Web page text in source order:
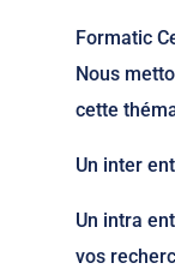
Formatic
Nous
cette
Un inter
Un intra
vos